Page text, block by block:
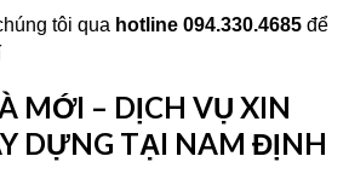
tôi qua hotline 094.330.4685 để
MỚI – DỊCH VỤ XIN
DỰNG TẠI NAM ĐỊNH